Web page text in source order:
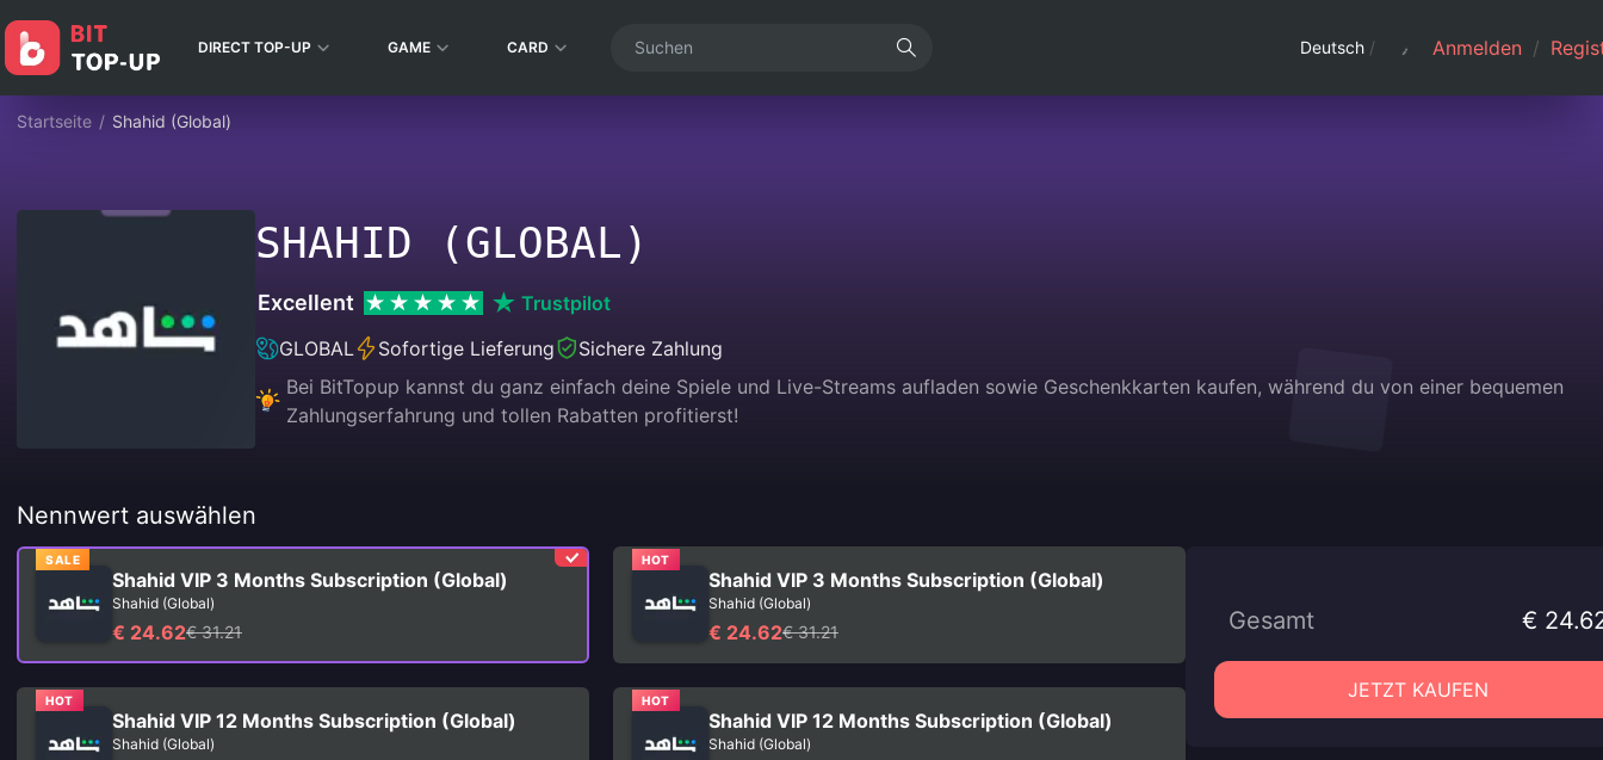
DIRECT TOP-UP GAME CARD Deutsch / Anmelden /
Startseite / Shahid (Global)
SHAHID (GLOBAL)
Excellent
Trustpilot
GLOBAL
Sofortige Lieferung
Sichere Zahlung
Bei BitTopup kannst du ganz einfach deine Spiele und Live-Streams aufladen sowie Geschenkkarten kaufen, während du von einer bequemen
Zahlungserfahrung und tollen Rabatten profitierst!
Nennwert auswählen
SALE
Shahid VIP 3 Months Subscription (Global)
Shahid (Global)
€ 24.62€ 31.21
HOT
Shahid VIP 3 Months Subscription (Global)
Shahid (Global)
€ 24.62€ 31.21
HOT
Shahid VIP 12 Months Subscription (Global)
Shahid (Global)
HOT
Shahid VIP 12 Months Subscription (Global)
Shahid (Global)
Gesamt €
JETZT KAUFEN